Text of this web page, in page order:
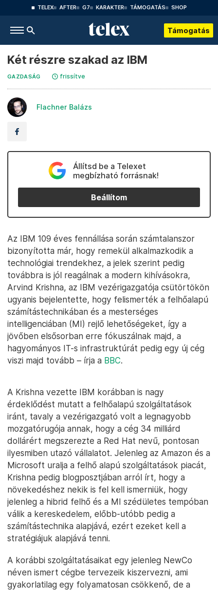
TELEX AFTER G7 KARAKTER TÁMOGATÁS SHOP
Támogatás
Két részre szakad az IBM
GAZDASÁG frissítve
Flachner Balázs
Állítsd be a Telexet
megbízható forrásnak!
Beállítom
Az IBM 109 éves fennállása során számtalanszor
bizonyította már, hogy remekül alkalmazkodik a
technológiai trendekhez, a jelek szerint pedig
továbbra is jól reagálnak a modern kihívásokra,
Arvind Krishna, az IBM vezérigazgatója csütörtökön
ugyanis bejelentette, hogy felismerték a felhőalapú
számítástechnikában és a mesterséges
intelligenciában (MI) rejlő lehetőségeket, így a
jövőben elsősorban erre fókuszálnak majd, a
hagyományos IT-s infrastruktúrát pedig egy új cég
viszi majd tovább – írja a BBC.
A Krishna vezette IBM korábban is nagy
érdeklődést mutatt a felhőalapú szolgáltatások
iránt, tavaly a vezérigazgató volt a legnagyobb
mozgatórugója annak, hogy a cég 34 milliárd
dollárért megszerezte a Red Hat nevű, pontosan
ilyesmiben utazó vállalatot. Jelenleg az Amazon és a
Microsoft uralja a felhő alapú szolgáltatások piacát,
Krishna pedig blogposztjában arról írt, hogy a
növekedéshez nekik is fel kell ismerniük, hogy
jelenleg a hibrid felhő és a MI szédületes tempóban
válik a kereskedelem, előbb-utóbb pedig a
számítástechnika alapjává, ezért ezeket kell a
stratégiájuk alapjává tenni.
A korábbi szolgáltatásaikat egy jelenleg NewCo
néven ismert cégbe tervezeik kiszervezni, ami
gyakorlatilag egy folyamatosan csökkenő, de a